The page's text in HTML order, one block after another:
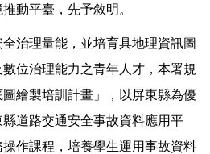
動平臺，先予敘明。
治理量能，並培育具地理資訊圖
位治理能力之青年人才，本署規
繪製培訓計畫」，以屏東縣為優
道路交通安全事故資料應用平
作課程，培養學生運用事故資料